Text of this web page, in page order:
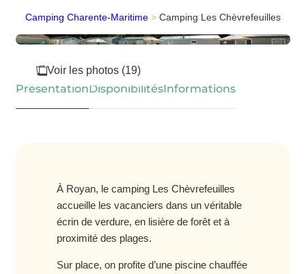
Camping Charente-Maritime > Camping Les Chèvrefeuilles
Voir les photos (19)
PrésentationDisponibilitésInformations
À Royan, le camping Les Chèvrefeuilles
accueille les vacanciers dans un véritable
écrin de verdure, en lisière de forêt et à
proximité des plages.
Sur place, on profite d’une piscine chauffée